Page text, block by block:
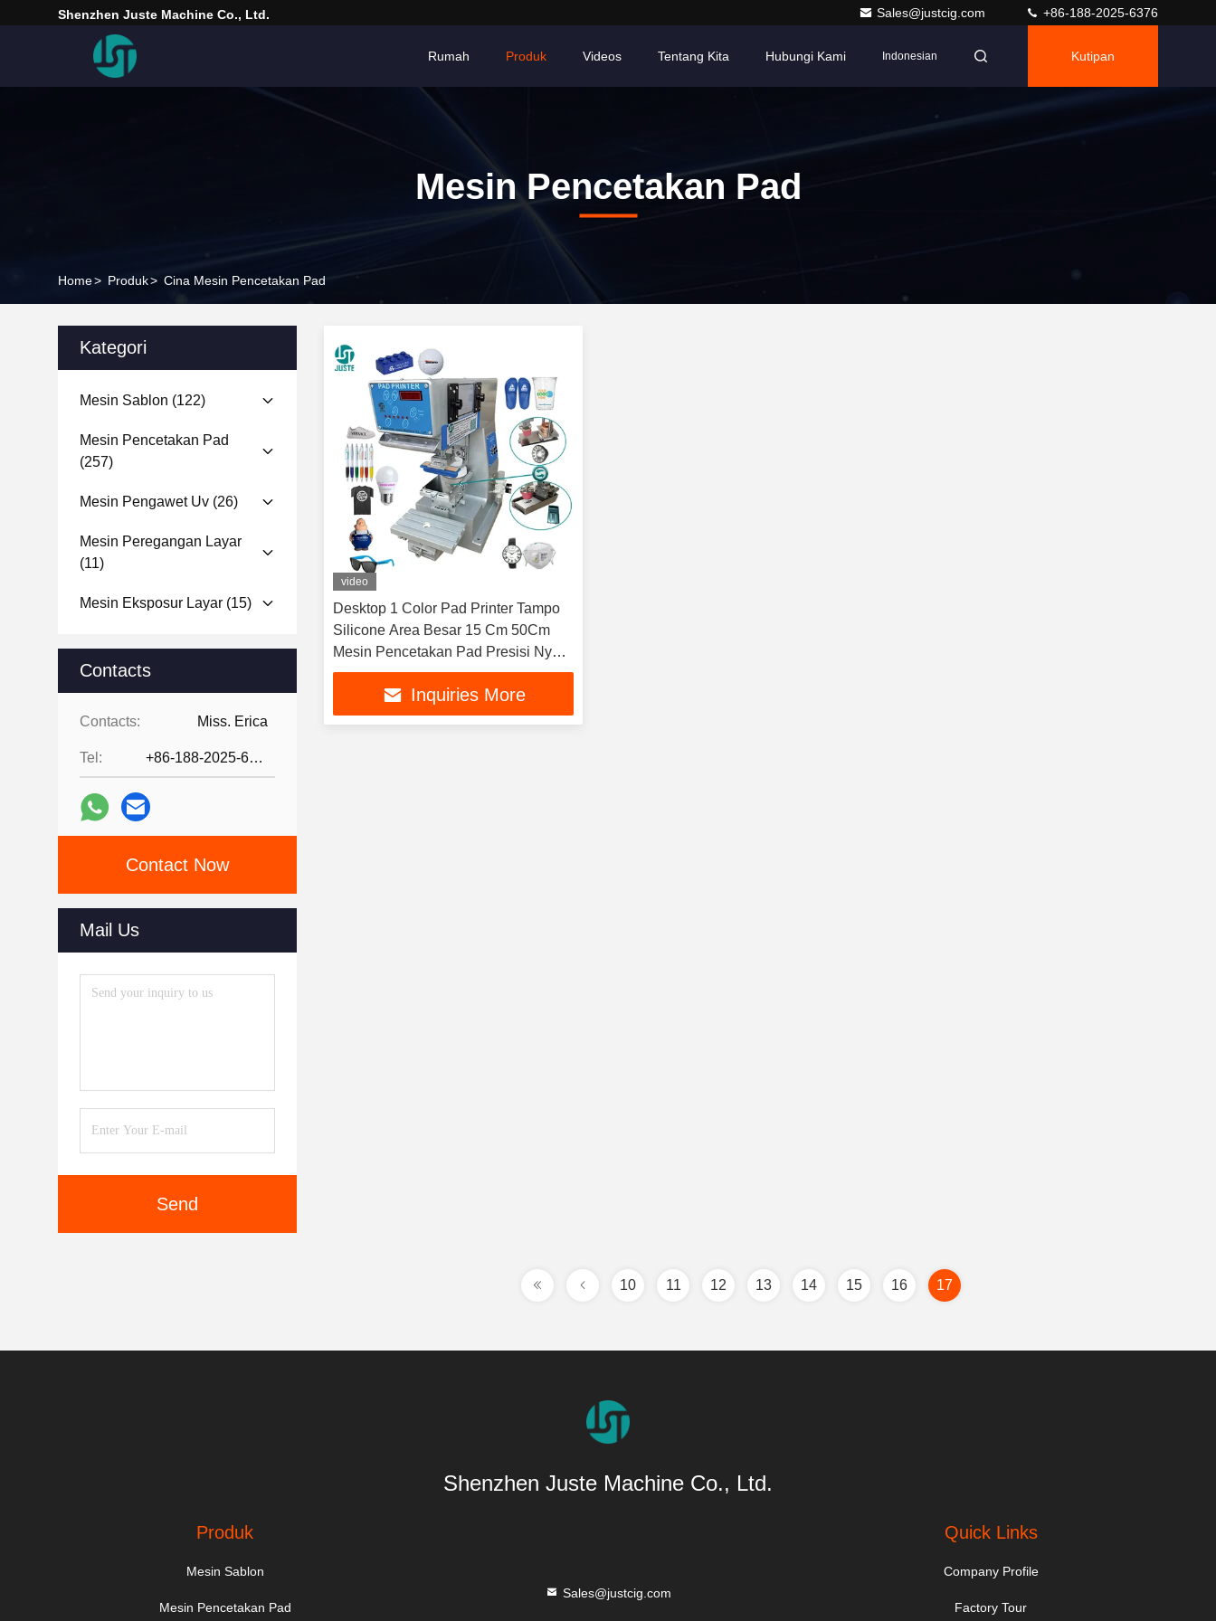
Shenzhen Juste Machine Co., Ltd. Sales@justcig.com +86-188-2025-6376
Rumah Produk Videos Tentang Kita Hubungi Kami Indonesian Kutipan
Mesin Pencetakan Pad
Home> Produk> Cina Mesin Pencetakan Pad
Kategori
Mesin Sablon (122)
Mesin Pencetakan Pad
(257)
Mesin Pengawet Uv (26)
Mesin Peregangan Layar
(11)
Mesin Eksposur Layar (15)
Contacts
Contacts: Miss. Erica
Tel: +86-188-2025-6376
Contact Now
Mail Us
Send
video
Desktop 1 Color Pad Printer Tampo
Silicone Area Besar 15 Cm 50Cm
Mesin Pencetakan Pad Presisi Nyata
Untuk Sandal Kaca
Inquiries More
10 11 12 13 14 15 16 17
Shenzhen Juste Machine Co., Ltd.
Produk
Mesin Sablon
Mesin Pencetakan Pad
Sales@justcig.com
Quick Links
Company Profile
Factory Tour